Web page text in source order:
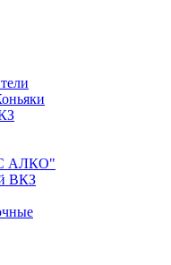
АЛКО"
ВКЗ